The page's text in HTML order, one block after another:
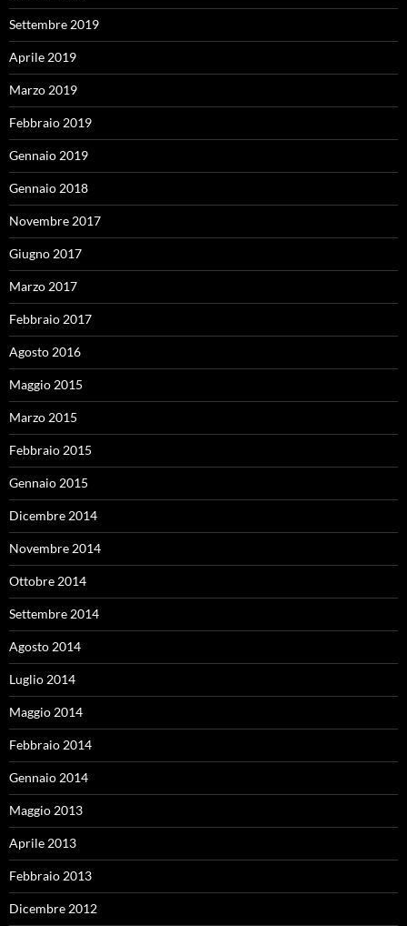
Settembre 2019
Aprile 2019
Marzo 2019
Febbraio 2019
Gennaio 2019
Gennaio 2018
Novembre 2017
Giugno 2017
Marzo 2017
Febbraio 2017
Agosto 2016
Maggio 2015
Marzo 2015
Febbraio 2015
Gennaio 2015
Dicembre 2014
Novembre 2014
Ottobre 2014
Settembre 2014
Agosto 2014
Luglio 2014
Maggio 2014
Febbraio 2014
Gennaio 2014
Maggio 2013
Aprile 2013
Febbraio 2013
Dicembre 2012